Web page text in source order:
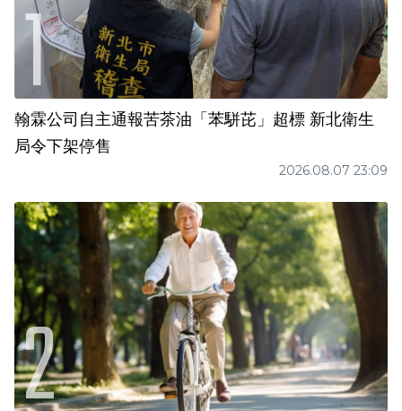
翰霖公司自主通報苦茶油「苯駢芘」超標 新北衛生
局令下架停售
2026.08.07 23:09